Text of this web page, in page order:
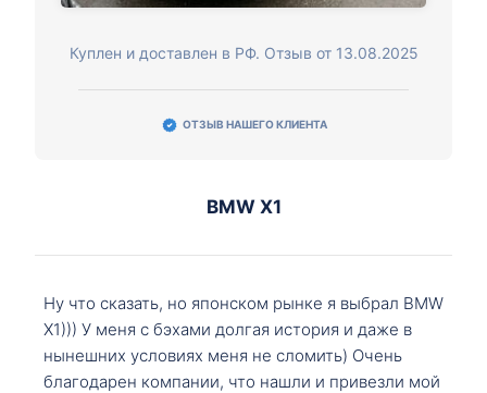
Куплен и доставлен в РФ. Отзыв от 13.08.2025
ОТЗЫВ НАШЕГО КЛИЕНТА
BMW X1
Ну что сказать, но японском рынке я выбрал BMW
X1))) У меня с бэхами долгая история и даже в
нынешних условиях меня не сломить) Очень
благодарен компании, что нашли и привезли мой